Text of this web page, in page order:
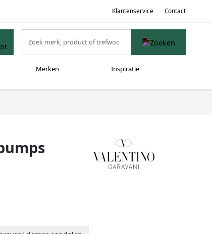
Klantenservice Contact
Merken Inspiratie